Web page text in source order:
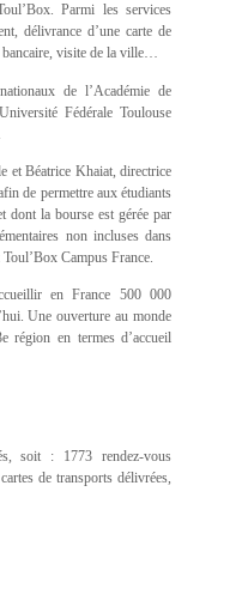
Parmi les services
délivrance d’une carte de
bancaire, visite de la ville…
de l’Académie de
Fédérale Toulouse
et Béatrice Khaiat, directrice
de permettre aux étudiants
dont la bourse est gérée par
non incluses dans
Campus France.
en France 500 000
Une ouverture au monde
région en termes d’accueil
soit : 1773 rendez-vous
de transports délivrées,